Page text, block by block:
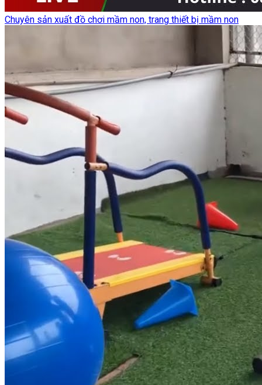
Chuyên sản xuất đồ chơi mầm non, trang thiết bị mầm non